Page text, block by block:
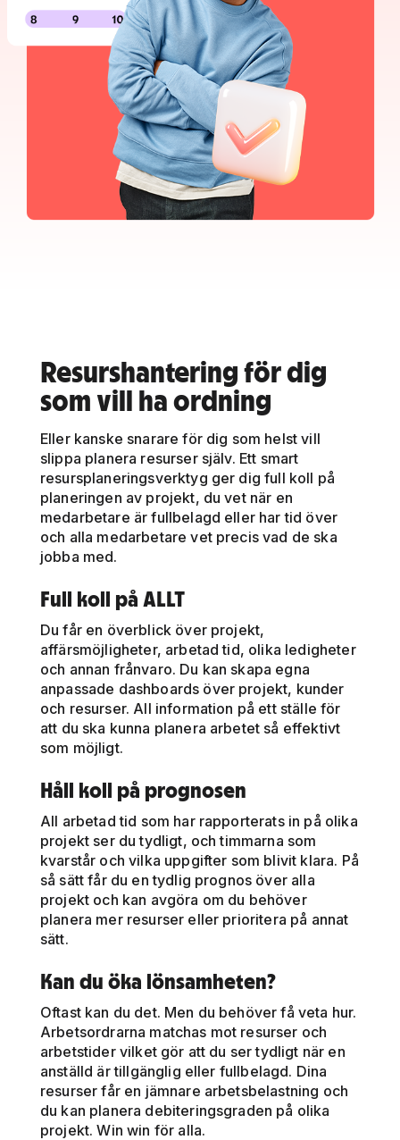
Resurshantering för dig
som vill ha ordning
Eller kanske snarare för dig som helst vill
slippa planera resurser själv. Ett smart
resursplaneringsverktyg ger dig full koll på
planeringen av projekt, du vet när en
medarbetare är fullbelagd eller har tid över
och alla medarbetare vet precis vad de ska
jobba med.
Full koll på ALLT
Du får en överblick över projekt,
affärsmöjligheter, arbetad tid, olika ledigheter
och annan frånvaro. Du kan skapa egna
anpassade dashboards över projekt, kunder
och resurser. All information på ett ställe för
att du ska kunna planera arbetet så effektivt
som möjligt.
Håll koll på prognosen
All arbetad tid som har rapporterats in på olika
projekt ser du tydligt, och timmarna som
kvarstår och vilka uppgifter som blivit klara. På
så sätt får du en tydlig prognos över alla
projekt och kan avgöra om du behöver
planera mer resurser eller prioritera på annat
sätt.
Kan du öka lönsamheten?
Oftast kan du det. Men du behöver få veta hur.
Arbetsordrarna matchas mot resurser och
arbetstider vilket gör att du ser tydligt när en
anställd är tillgänglig eller fullbelagd. Dina
resurser får en jämnare arbetsbelastning och
du kan planera debiteringsgraden på olika
projekt. Win win för alla.